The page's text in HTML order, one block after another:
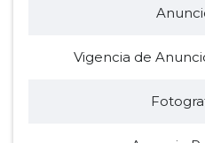
Vigencia de